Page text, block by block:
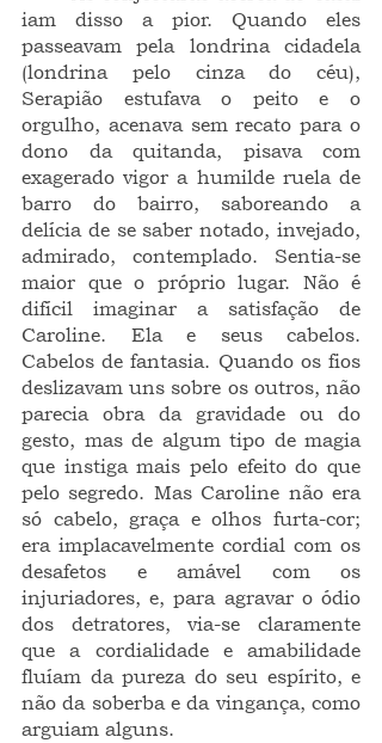
iam disso a pior. Quando eles
passeavam pela londrina cidadela
(londrina pelo cinza do céu),
Serapião estufava o peito e o
orgulho, acenava sem recato para o
dono da quitanda, pisava com
exagerado vigor a humilde ruela de
barro do bairro, saboreando a
delícia de se saber notado, invejado,
admirado, contemplado. Sentia-se
maior que o próprio lugar. Não é
difícil imaginar a satisfação de
Caroline. Ela e seus cabelos.
Cabelos de fantasia. Quando os fios
deslizavam uns sobre os outros, não
parecia obra da gravidade ou do
gesto, mas de algum tipo de magia
que instiga mais pelo efeito do que
pelo segredo. Mas Caroline não era
só cabelo, graça e olhos furta-cor;
era implacavelmente cordial com os
desafetos e amável com os
injuriadores, e, para agravar o ódio
dos detratores, via-se claramente
que a cordialidade e amabilidade
fluíam da pureza do seu espírito, e
não da soberba e da vingança, como
arguiam alguns.